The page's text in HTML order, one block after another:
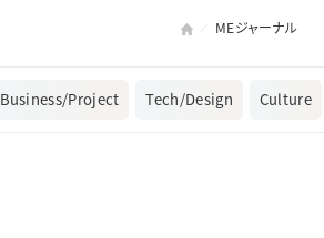
MEジャーナル
Business/Project Tech/Design Culture